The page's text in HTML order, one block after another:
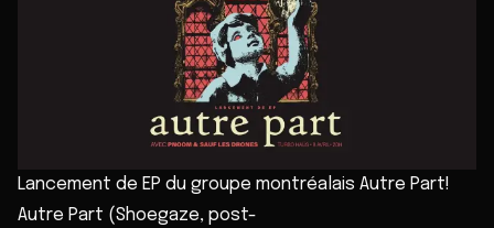
Lancement de EP du groupe montréalais Autre Part!
Autre Part (Shoegaze, post-